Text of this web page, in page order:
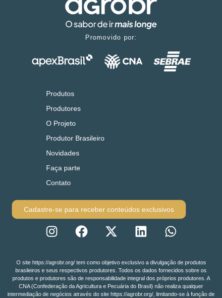
Promovido por:
Produtos
Produtores
O Projeto
Produtor Brasileiro
Novidades
Faça parte
Contato
Cadastre-se para receber conteúdos exclusivos
O site https://agrobr.org/ tem como objetivo exclusivo a divulgação de produtos
brasileiros e seus respectivos produtores. Todos os dados fornecidos sobre os
produtos e produtores são de responsabilidade integral dos próprios produtores. A
CNA (Confederação da Agricultura e Pecuária do Brasil) não realiza qualquer
intermediação de negócios através do site https://agrobr.org/, limitando-se à função de